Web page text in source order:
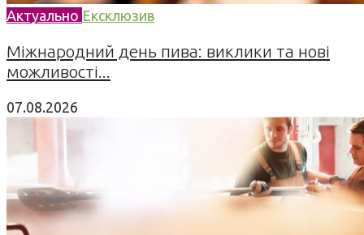
Актуально Ексклюзив
Міжнародний день пива: виклики та нові
можливості...
07.08.2026